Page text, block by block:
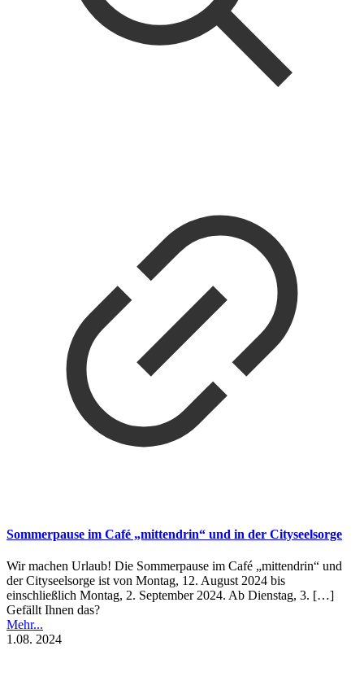
Sommerpause im Café „mittendrin“ und in der Cityseelsorge
Wir machen Urlaub! Die Sommerpause im Café „mittendrin“ und
der Cityseelsorge ist von Montag, 12. August 2024 bis
einschließlich Montag, 2. September 2024. Ab Dienstag, 3. […]
Gefällt Ihnen das?
Mehr...
1.08. 2024